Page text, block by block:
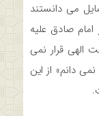
می دانستند
صادق علیه
الهی قرار نمی
دانم» از این